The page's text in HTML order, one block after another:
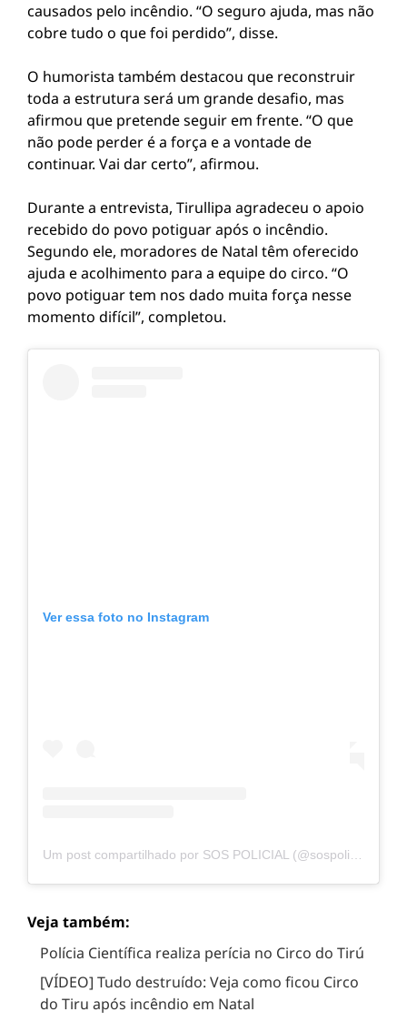
causados pelo incêndio. “O seguro ajuda, mas não
cobre tudo o que foi perdido”, disse.
O humorista também destacou que reconstruir
toda a estrutura será um grande desafio, mas
afirmou que pretende seguir em frente. “O que
não pode perder é a força e a vontade de
continuar. Vai dar certo”, afirmou.
Durante a entrevista, Tirullipa agradeceu o apoio
recebido do povo potiguar após o incêndio.
Segundo ele, moradores de Natal têm oferecido
ajuda e acolhimento para a equipe do circo. “O
povo potiguar tem nos dado muita força nesse
momento difícil”, completou.
Ver essa foto no Instagram
Veja também:
Polícia Científica realiza perícia no Circo do Tirú
[VÍDEO] Tudo destruído: Veja como ficou Circo
do Tiru após incêndio em Natal